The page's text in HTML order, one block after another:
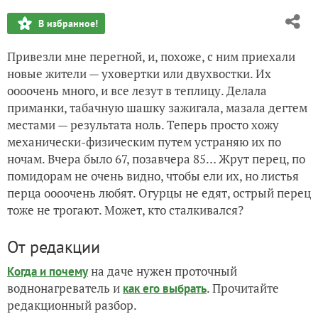
В избранное!
Привезли мне перегной, и, похоже, с ним приехали
новые жители — уховертки или двухвостки. Их
оооочень много, и все лезут в теплицу. Делала
приманки, табачную шашку зажигала, мазала дегтем
местами — результата ноль. Теперь просто хожу
механически-физическим путем устраняю их по
ночам. Вчера было 67, позавчера 85… Жрут перец, по
помидорам не очень видно, чтобы ели их, но листья
перца оооочень любят. Огурцы не едят, острый перец
тоже не трогают. Может, кто сталкивался?
От редакции
Когда и почемуна даче нужен проточный
воднонагреватель и как его выбрать. Прочитайте
редакционный разбор.